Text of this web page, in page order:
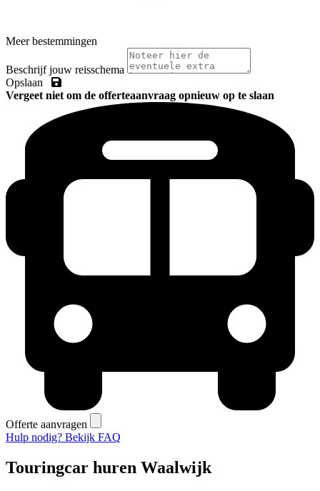
Meer bestemmingen
Beschrijf jouw reisschema
Opslaan
Vergeet niet om de offerteaanvraag opnieuw op te slaan
Offerte aanvragen
Hulp nodig? Bekijk FAQ
Touringcar huren Waalwijk